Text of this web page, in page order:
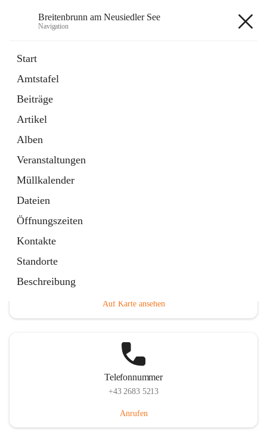
Breitenbrunn am Neusiedler See
Navigation
Start
Amtstafel
Beiträge
Artikel
Alben
Veranstaltungen
Müllkalender
Dateien
Öffnungszeiten
Kontakte
Standorte
Beschreibung
18 Schnellzugriffe
Gemeindeservice
Auf Karte ansehen
Telefonnummer
+43 2683 5213
Anrufen